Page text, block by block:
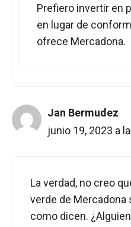
Prefiero invertir en
en lugar de
ofrece Mercadona.
Jan Bermudez
junio 19, 2023 a
La verdad, no creo
verde de
como dicen.